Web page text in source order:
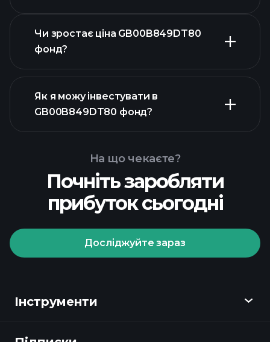
розширеній діаграмі
Чи зростає ціна GB00B849DT80
фонд?
GB00B849DT80 фонд
Як я можу інвестувати в
GB00B849DT80 фонд?
Playtrade
На що чекаєте?
Почніть заробляти
прибуток сьогодні
Досліджуйте зараз
Інструменти